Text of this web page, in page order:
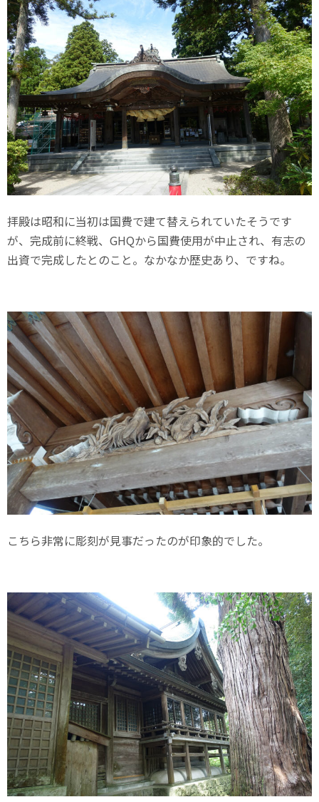
拝殿は昭和に当初は国費で建て替えられていたそうです
が、完成前に終戦、GHQから国費使用が中止され、有志の
出資で完成したとのこと。なかなか歴史あり、ですね。
こちら非常に彫刻が見事だったのが印象的でした。